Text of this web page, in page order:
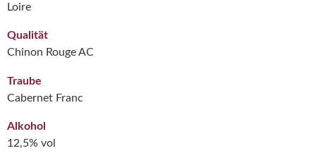
Loire
Qualität
Chinon Rouge AC
Traube
Cabernet Franc
Alkohol
12,5% vol